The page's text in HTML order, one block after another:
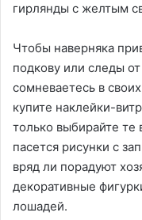
гирлянды с желтым
Чтобы наверняка
подкову или следы
сомневаетесь в
купите наклейки-
только выбирайте те
пасется рисунки с
вряд ли порадуют
декоративные
лошадей.